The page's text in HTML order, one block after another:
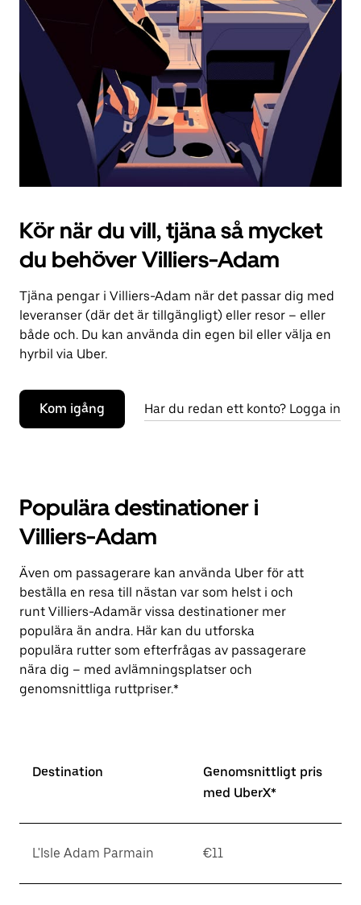
för
stänga
kalendern.
Kör när du vill, tjäna så mycket
du behöver Villiers-Adam
Tjäna pengar i Villiers-Adam när det passar dig med
leveranser (där det är tillgängligt) eller resor – eller
både och. Du kan använda din egen bil eller välja en
hyrbil via Uber.
Kom igång Har du redan ett konto? Logga in
Populära destinationer i
Villiers-Adam
Även om passagerare kan använda Uber för att
beställa en resa till nästan var som helst i och
runt Villiers-Adamär vissa destinationer mer
populära än andra. Här kan du utforska
populära rutter som efterfrågas av passagerare
nära dig – med avlämningsplatser och
genomsnittliga ruttpriser.*
Destination
Genomsnittligt pris
med UberX*
L'Isle Adam Parmain €11